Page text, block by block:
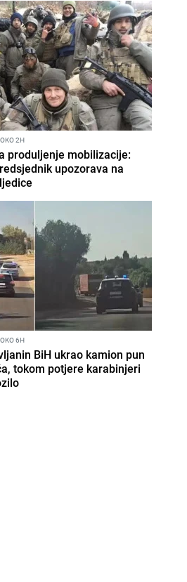
2H
produljenje mobilizacije:
upozorava na
6H
BiH ukrao kamion pun
tokom potjere karabinjeri